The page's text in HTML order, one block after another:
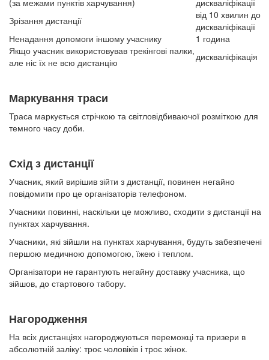
(за межами пунктів харчування)
дискваліфікації
Зрізання дистанції
від 10 хвилин до
дискваліфікації
Ненадання допомоги іншому учаснику
1 година
Якщо учасник використовував трекінгові палки,
але ніс їх не всю дистанцію
дискваліфікація
Маркування траси
Траса маркується стрічкою та світловідбиваючої розміткою для
темного часу доби.
Схід з дистанції
Учасник, який вирішив зійти з дистанції, повинен негайно
повідомити про це організаторів телефоном.
Учасники повинні, наскільки це можливо, сходити з дистанції на
пунктах харчування.
Учасники, які зійшли на пунктах харчування, будуть забезпечені
першою медичною допомогою, їжею і теплом.
Організатори не гарантують негайну доставку учасника, що
зійшов, до стартового табору.
Нагородження
На всіх дистанціях нагороджуються переможці та призери в
абсолютній заліку: троє чоловіків і троє жінок.